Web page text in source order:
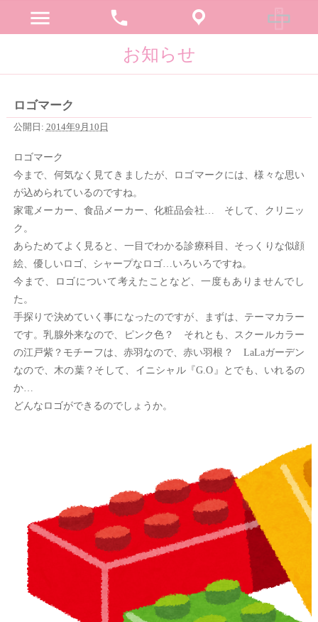
menu phone
お知らせ
ロゴマーク
公開日: 2014年9月10日
ロゴマーク
今まで、何気なく見てきましたが、ロゴマークには、様々な思い
が込められているのですね。
家電メーカー、食品メーカー、化粧品会社… そして、クリニッ
ク。
あらためてよく見ると、一目でわかる診療科目、そっくりな似顔
絵、優しいロゴ、シャープなロゴ…いろいろですね。
今まで、ロゴについて考えたことなど、一度もありませんでし
た。
手探りで決めていく事になったのですが、まずは、テーマカラー
です。乳腺外来なので、ピンク色？ それとも、スクールカラー
の江戸紫？モチーフは、赤羽なので、赤い羽根？ LaLaガーデン
なので、木の葉？そして、イニシャル『G.O』とでも、いれるの
か…
どんなロゴができるのでしょうか。